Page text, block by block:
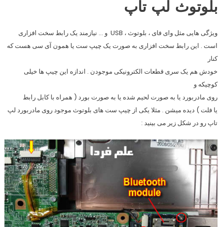
بلوتوث لپ تاپ
ویژگی هایی مثل وای فای ، بلوتوث ، USB و … نیازمند یک رابط سخت افزاری
است . این رابط سخت افزاری به صورت یک چیپ ست یا همون آی سی هست که
کنار
خودش هم یک سری قطعات الکترونیکی موجودن . اندازه این چیپ ها خیلی
کوچیکه و
روی مادربورد یا به صورت لحیم شده یا به صورت بورد ( همراه با کابل رابط
یا فلت ) دیده میشن . مثلا یکی از چیپ ست های بلوتوث موجود روی مادربورد لپ
تاپ رو در شکل زیر می بینید :